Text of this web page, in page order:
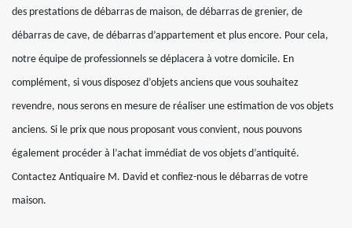
des prestations de débarras de maison, de débarras de grenier, de
débarras de cave, de débarras d’appartement et plus encore. Pour cela,
notre équipe de professionnels se déplacera à votre domicile. En
complément, si vous disposez d’objets anciens que vous souhaitez
revendre, nous serons en mesure de réaliser une estimation de vos objets
anciens. Si le prix que nous proposant vous convient, nous pouvons
également procéder à l’achat immédiat de vos objets d’antiquité.
Contactez Antiquaire M. David et confiez-nous le débarras de votre
maison.